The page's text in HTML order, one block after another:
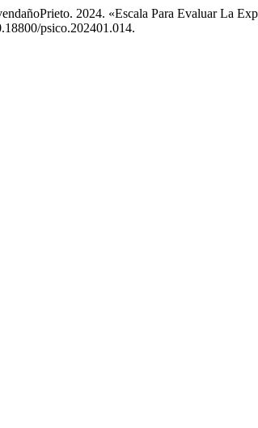
2024. «Escala Para Evaluar La
psico.202401.014.